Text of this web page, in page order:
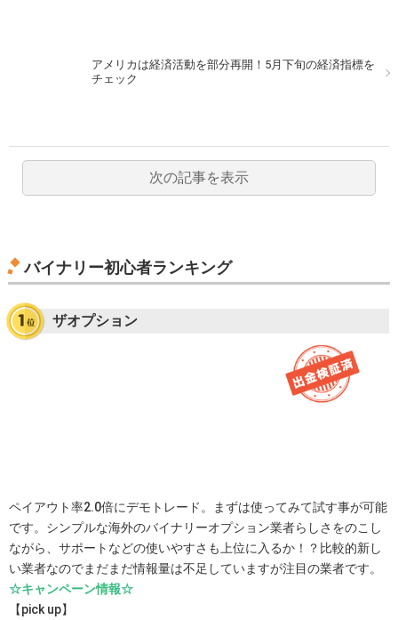
アメリカは経済活動を部分再開！5月下旬の経済指標を
チェック
次の記事を表示
バイナリー初心者ランキング
ザオプション
ペイアウト率2.0倍にデモトレード。まずは使ってみて試す事が可能
です。シンプルな海外のバイナリーオプション業者らしさをのこし
ながら、サポートなどの使いやすさも上位に入るか！？比較的新し
い業者なのでまだまだ情報量は不足していますが注目の業者です。
☆キャンペーン情報☆
【pick up】